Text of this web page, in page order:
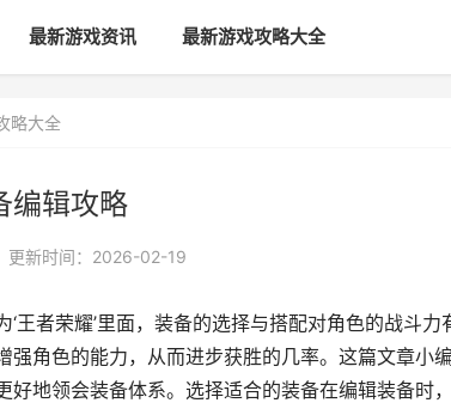
最新游戏资讯 最新游戏攻略大全
略大全
编辑攻略
更新时间：2026-02-19
‘王者荣耀’里面，装备的选择与搭配对角色的战斗
强角色的能力，从而进步获胜的几率。这篇文章小
好地领会装备体系。选择适合的装备在编辑装备时